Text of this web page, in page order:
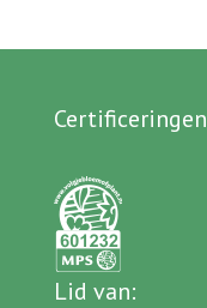
Certificeringen
Lid van: